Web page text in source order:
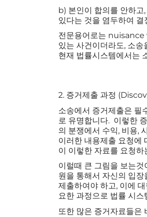
b) 본인이 합의를 안하고
있다는 것을 염두하여
전문용어로는 nuisance
있는 사건이더라도, 소
현재 법률시스템에서는
2. 증거제출 과정
소송에서 증거제출은 필
로 유명합니다. 이렇한
의 분쟁에서 수익, 비용,
이러한 내용제출 요청에
이 이렇한 자료를 요청
이럴때 큰 그림을 보는
원을 통해서 자신의 입
제출하여야 하고, 이에
요한 과정으로 법률 시
또한 많은 증거자료들